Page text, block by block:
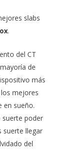
slabs
.
del CT
de
más
mejores
en sueño.
suerte poder
suerte llegar
del